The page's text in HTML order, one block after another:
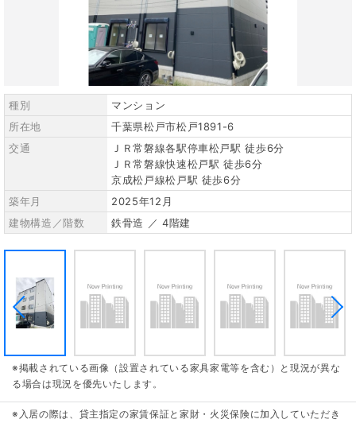
種別
マンション
所在地
千葉県松戸市松戸1891-6
交通
ＪＲ常磐線各駅停車松戸駅 徒歩6分
ＪＲ常磐線快速松戸駅 徒歩6分
京成松戸線松戸駅 徒歩6分
築年月
2025年12月
建物構造／階数
鉄骨造 ／ 4階建
※掲載されている画像（設置されている家具家電等を含む）と現況が異な
る場合は現況を優先いたします。
※入居の際は、貸主指定の家賃保証と家財・火災保険に加入していただき